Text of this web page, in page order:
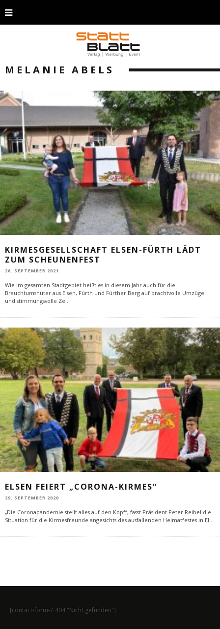
MELANIE ABELS
KIRMESGESELLSCHAFT ELSEN-FÜRTH LÄDT
ZUM SCHEUNENFEST
26. SEPTEMBER 2021
Wie im gesamten Stadtgebiet heißt es in diesem Jahr auch für die
Brauchtumshüter aus Elsen, Fürth und Fürther Berg auf prachtvolle Umzüge
und stimmungsvolle Ze...
ELSEN FEIERT „CORONA-KIRMES“
29. SEPTEMBER 2020
„Die Coronapandemie stellt alles auf den Kopf“, fasst Präsident Peter Reibel die
Situation für die Kirmesfreunde angesichts des ausfallenden Heimatfestes in El...
[contact-form-7 404 "Nicht gefunden"]